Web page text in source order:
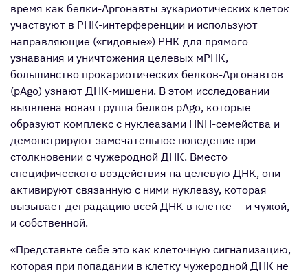
время как белки-Аргонавты эукариотических клеток
участвуют в РНК-интерференции и используют
направляющие («гидовые») РНК для прямого
узнавания и уничтожения целевых мРНК,
большинство прокариотических белков-Аргонавтов
(pAgo) узнают ДНК-мишени. В этом исследовании
выявлена новая группа белков pAgo, которые
образуют комплекс с нуклеазами HNH-семейства и
демонстрируют замечательное поведение при
столкновении с чужеродной ДНК. Вместо
специфического воздействия на целевую ДНК, они
активируют связанную с ними нуклеазу, которая
вызывает деградацию всей ДНК в клетке — и чужой,
и собственной.
«Представьте себе это как клеточную сигнализацию,
которая при попадании в клетку чужеродной ДНК не